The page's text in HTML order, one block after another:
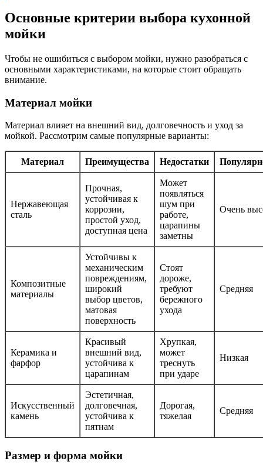
Основные критерии выбора кухонной
мойки
Чтобы не ошибиться с выбором мойки, нужно разобраться с
основными характеристиками, на которые стоит обращать
внимание.
Материал мойки
Материал влияет на внешний вид, долговечность и уход за
мойкой. Рассмотрим самые популярные варианты:
Материал Преимущества Недостатки
Нержавеющая
сталь
Прочная,
устойчивая к
коррозии,
простой уход,
доступная цена
Может
появляться
шум при
работе,
царапины
заметны
Очень
Композитные
материалы
Устойчивы к
механическим
повреждениям,
широкий
выбор цветов,
матовая
поверхность
Стоят
дороже,
требуют
бережного
ухода
Средняя
Керамика и
фарфор
Красивый
внешний вид,
устойчива к
царапинам
Хрупкая,
может
треснуть
при ударе
Низкая
Искусственный
камень
Эстетичная,
долговечная,
устойчива к
пятнам
Дорогая,
тяжелая
Средняя
Размер и форма мойки